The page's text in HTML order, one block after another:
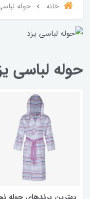
خانه حوله
حوله لباسی